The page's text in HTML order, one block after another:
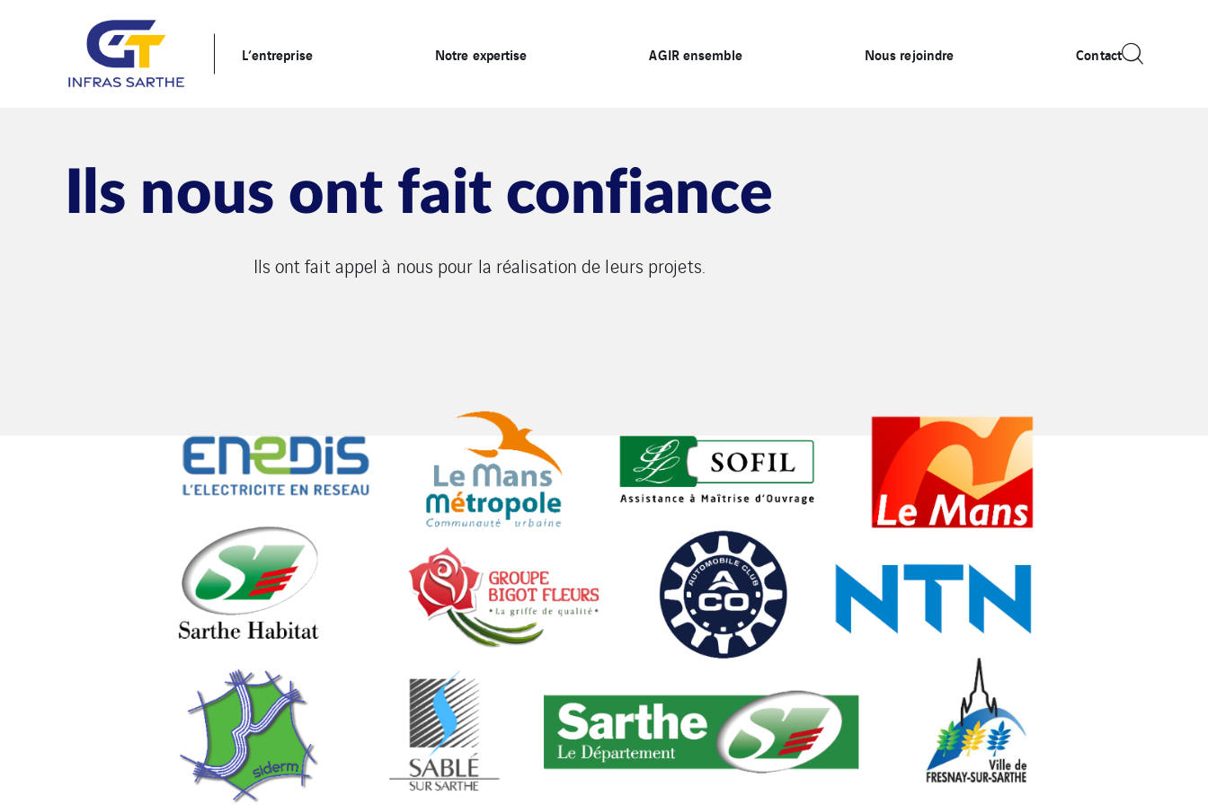
L’entreprise Notre expertise AGIR ensemble Nous rejoindre Contact
Ils nous ont fait confiance
Ils ont fait appel à nous pour la réalisation de leurs projets.